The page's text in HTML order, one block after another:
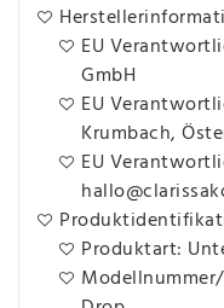
EU
GmbH
EU
Krumbach,
EU
Produktart: